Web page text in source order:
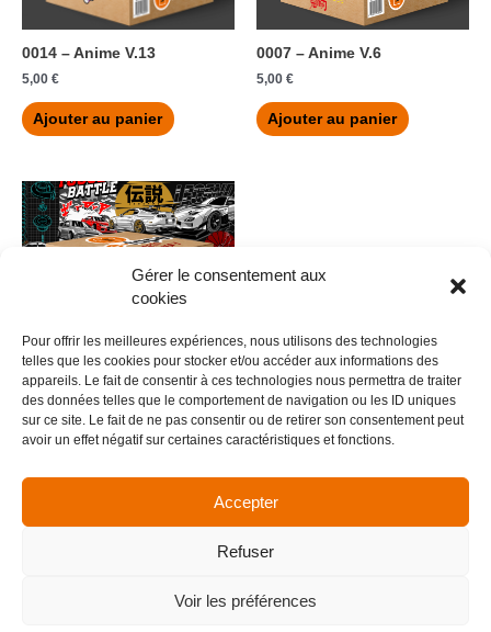
Gérer le consentement aux
cookies
Pour offrir les meilleures expériences, nous utilisons des technologies
telles que les cookies pour stocker et/ou accéder aux informations des
appareils. Le fait de consentir à ces technologies nous permettra de traiter
des données telles que le comportement de navigation ou les ID uniques
sur ce site. Le fait de ne pas consentir ou de retirer son consentement peut
avoir un effet négatif sur certaines caractéristiques et fonctions.
Accepter
Refuser
Voir les préférences
0014 – Anime V.13
5,00 €
Ajouter au panier
0007 – Anime V.6
5,00 €
Ajouter au panier
0035 – Car Design V.3
5,00 €
Ajouter au panier
Menu